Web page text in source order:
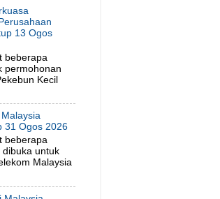
13 Ogos
beberapa
permohonan
Kecil
31 Ogos 2026
beberapa
dibuka untuk
Malaysia